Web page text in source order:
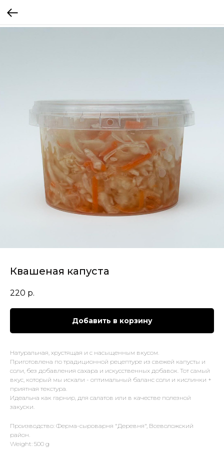
Квашеная капуста
220 р.
Добавить в корзину
Натуральная, хрустящая и с насыщенным вкусом.
Приготовлена по традиционной рецептуре из свежей капусты и
соли, без добавления сахара и искусственных добавок. Тот самый
вкус, который мы искали - оптимальный баланс соли и кислинки +
приятная текстура.
Идеальна как гарнир, для салатов или в качестве полезной
закуски.
Производство: Ферма-сыроварня "Деревня", Всеволожский
район.
Weight: 500 g